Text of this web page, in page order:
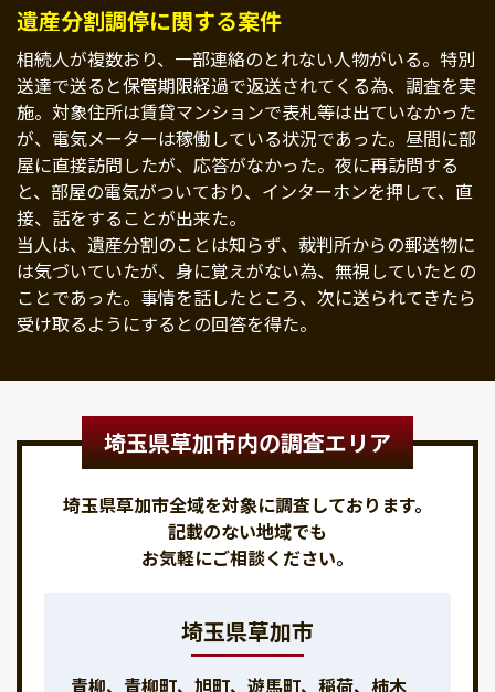
遺産分割調停に関する案件
相続人が複数おり、一部連絡のとれない人物がいる。特別
送達で送ると保管期限経過で返送されてくる為、調査を実
施。対象住所は賃貸マンションで表札等は出ていなかった
が、電気メーターは稼働している状況であった。昼間に部
屋に直接訪問したが、応答がなかった。夜に再訪問する
と、部屋の電気がついており、インターホンを押して、直
接、話をすることが出来た。
当人は、遺産分割のことは知らず、裁判所からの郵送物に
は気づいていたが、身に覚えがない為、無視していたとの
ことであった。事情を話したところ、次に送られてきたら
受け取るようにするとの回答を得た。
埼玉県草加市内の調査エリア
埼玉県草加市全域を対象に調査しております。
記載のない地域でも
お気軽にご相談ください。
埼玉県草加市
青柳、青柳町、旭町、遊馬町、稲荷、柿木